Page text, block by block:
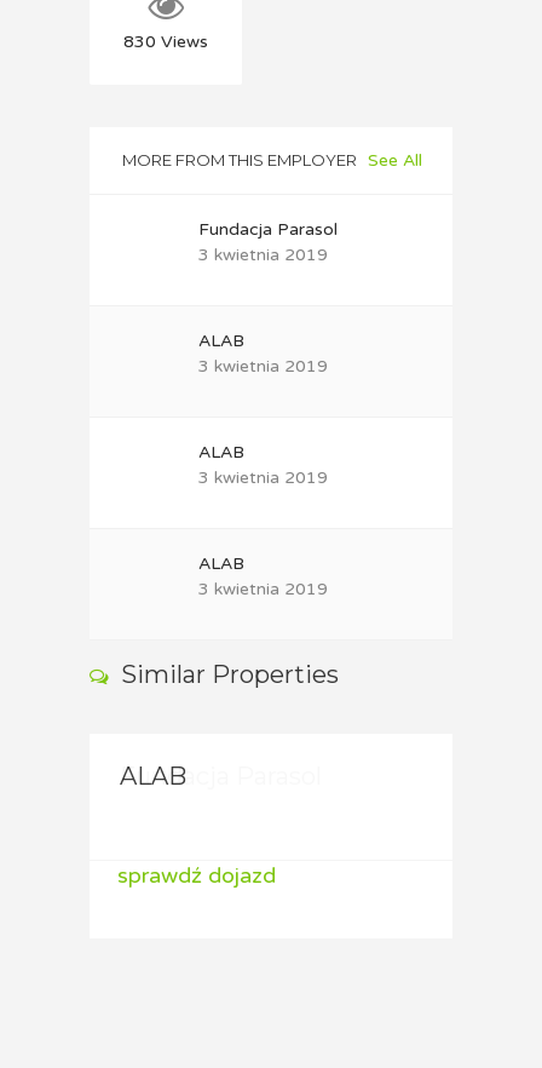
830 Views
MORE FROM THIS EMPLOYER See All
Fundacja Parasol
3 kwietnia 2019
ALAB
3 kwietnia 2019
ALAB
3 kwietnia 2019
ALAB
3 kwietnia 2019
Similar Properties
ALAB
sprawdź dojazd